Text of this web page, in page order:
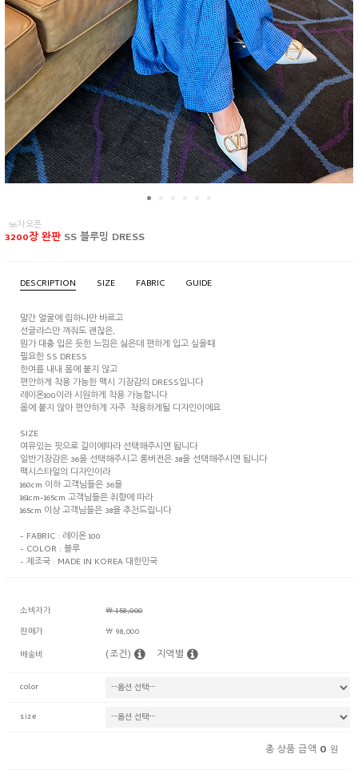
56차오픈
3200장 완판 SS 블루밍 DRESS
DESCRIPTION SIZE FABRIC GUIDE
말간 얼굴에 립하나만 바르고
선글라스만 껴줘도 괜찮은,
뭔가 대충 입은 듯한 느낌은 싫은데 편하게 입고 싶을때
필요한 SS DRESS
한여름 내내 몸에 붙지 않고
편안하게 착용 가능한 맥시 기장감의 DRESS입니다
레이온100이라 시원하게 착용 가능합니다
몸에 붙지 않아 편안하게 자주 착용하게될 디자인이에요
SIZE
여유있는 핏으로 길이에따라 선택해주시면 됩니다
일반기장감은 36을 선택해주시고 롱버전은 38을 선택해주시면 됩니다
맥시스타일의 디자인이라
160cm 이하 고객님들은 36을
161cm-165cm 고객님들은 취향에 따라
165cm 이상 고객님들은 38을 추천드립니다
- FABRIC : 레이온 100
- COLOR : 블루
- 제조국 : MADE IN KOREA 대한민국
소비자가
￦ 158,000
판매가
￦ 98,000
배송비
(조건) 지역별
color
size
총 상품 금액 0 원